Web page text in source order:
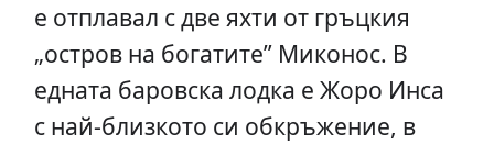
е отплавал с две яхти от гръцкия
„остров на богатите” Миконос. В
едната баровска лодка е Жоро Инса
с най-близкото си обкръжение, в